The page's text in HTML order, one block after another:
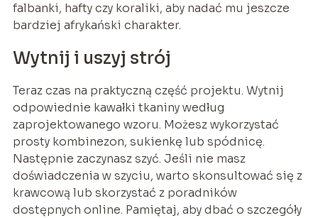
falbanki, hafty czy koraliki, aby nadać mu jeszcze
bardziej afrykański charakter.
Wytnij i uszyj strój
Teraz czas na praktyczną część projektu. Wytnij
odpowiednie kawałki tkaniny według
zaprojektowanego wzoru. Możesz wykorzystać
prosty kombinezon, sukienkę lub spódnicę.
Następnie zaczynasz szyć. Jeśli nie masz
doświadczenia w szyciu, warto skonsultować się z
krawcową lub skorzystać z poradników
dostępnych online. Pamiętaj, aby dbać o szczegóły